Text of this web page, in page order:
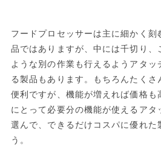
フードプロセッサーは主に細かく刻
品ではありますが、中には千切り、
ような別の作業も行えるようアタッ
る製品もあります。もちろんたくさ
便利ですが、機能が増えれば価格も
にとって必要分の機能が使えるアタ
選んで、できるだけコスパに優れた
う。